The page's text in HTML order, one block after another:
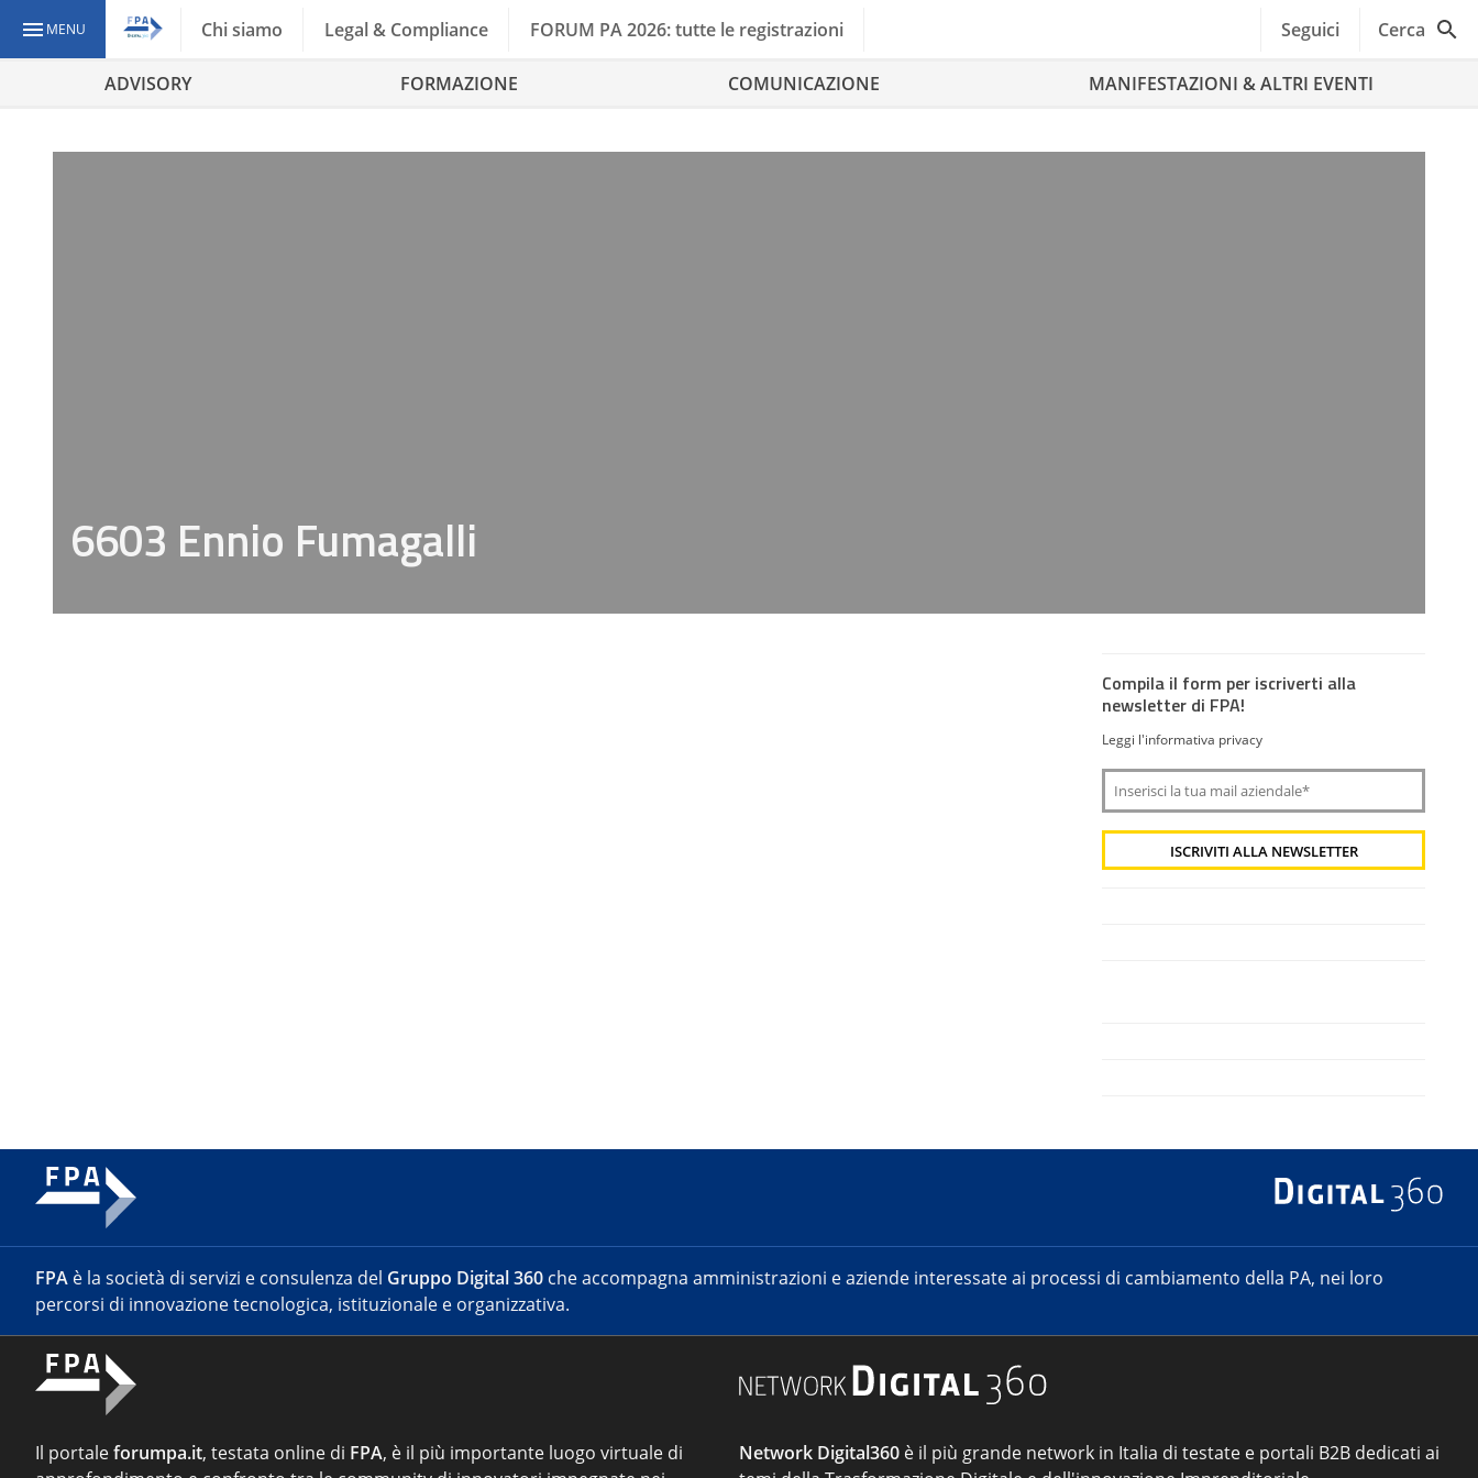
MENU Chi siamo Legal & Compliance FORUM PA 2026: tutte le registrazioni Seguici Cerca
ADVISORY FORMAZIONE COMUNICAZIONE MANIFESTAZIONI & ALTRI EVENTI
6603 Ennio Fumagalli
Compila il form per iscriverti alla
newsletter di FPA!
Leggi l'informativa privacy
FPA è la società di servizi e consulenza del Gruppo Digital 360 che accompagna amministrazioni e aziende interessate ai processi di cambiamento della PA, nei loro
percorsi di innovazione tecnologica, istituzionale e organizzativa.
Il portaleforumpa.it, testata online di FPA, è il più importante luogo virtuale di
Network Digital360 è il più grande network in Italia di testate e portali B2B dedicati ai